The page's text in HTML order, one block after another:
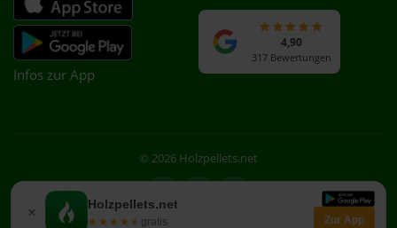
× Holzpellets.net
★★★★★
★★★★★ gratis Zur App
Infos zur App
4,90
317 Bewertungen
© 2026 Holzpellets.net
Facebook